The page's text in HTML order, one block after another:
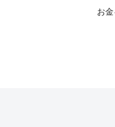
お